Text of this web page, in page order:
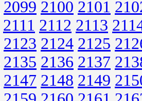
2099 2100 2101
2111 2112 2113
2123 2124 2125
2135 2136 2137
2147 2148 2149